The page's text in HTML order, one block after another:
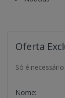
Oferta
Só é
Nome: